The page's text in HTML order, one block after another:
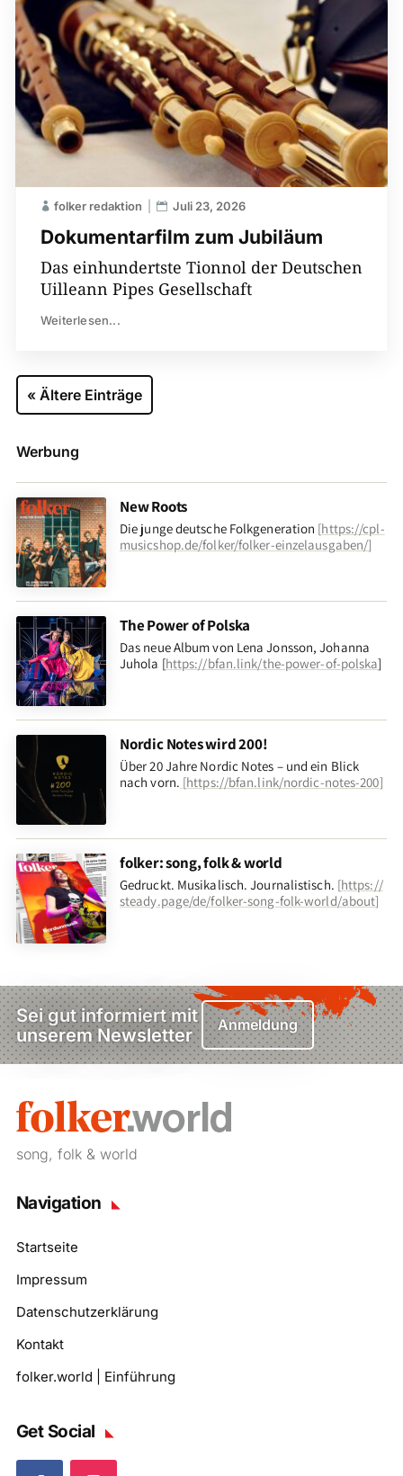
Dokumentarfilm zum Jubiläum
folker redaktion Juli 23, 2026
Das einhundertste Tionnol der Deutschen
Uilleann Pipes Gesellschaft
Weiterlesen...
« Ältere Einträge
Werbung
New Roots
Die junge deutsche Folkgeneration [https://cpl-
musicshop.de/folker/folker-einzelausgaben/]
The Power of Polska
Das neue Album von Lena Jonsson, Johanna
Juhola [https://bfan.link/the-power-of-polska]
Nordic Notes wird 200!
Über 20 Jahre Nordic Notes – und ein Blick
nach vorn. [https://bfan.link/nordic-notes-200]
folker: song, folk & world
Gedruckt. Musikalisch. Journalistisch. [https://
steady.page/de/folker-song-folk-world/about]
Sei gut informiert mit
unserem Newsletter
Anmeldung
song, folk & world
Navigation
Startseite
Impressum
Datenschutzerklärung
Kontakt
folker.world | Einführung
Get Social